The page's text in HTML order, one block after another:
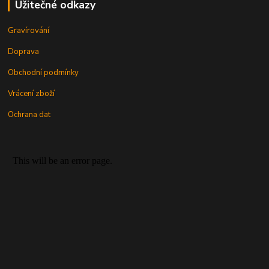
Užitečné odkazy
Gravírování
Doprava
Obchodní podmínky
Vrácení zboží
Ochrana dat